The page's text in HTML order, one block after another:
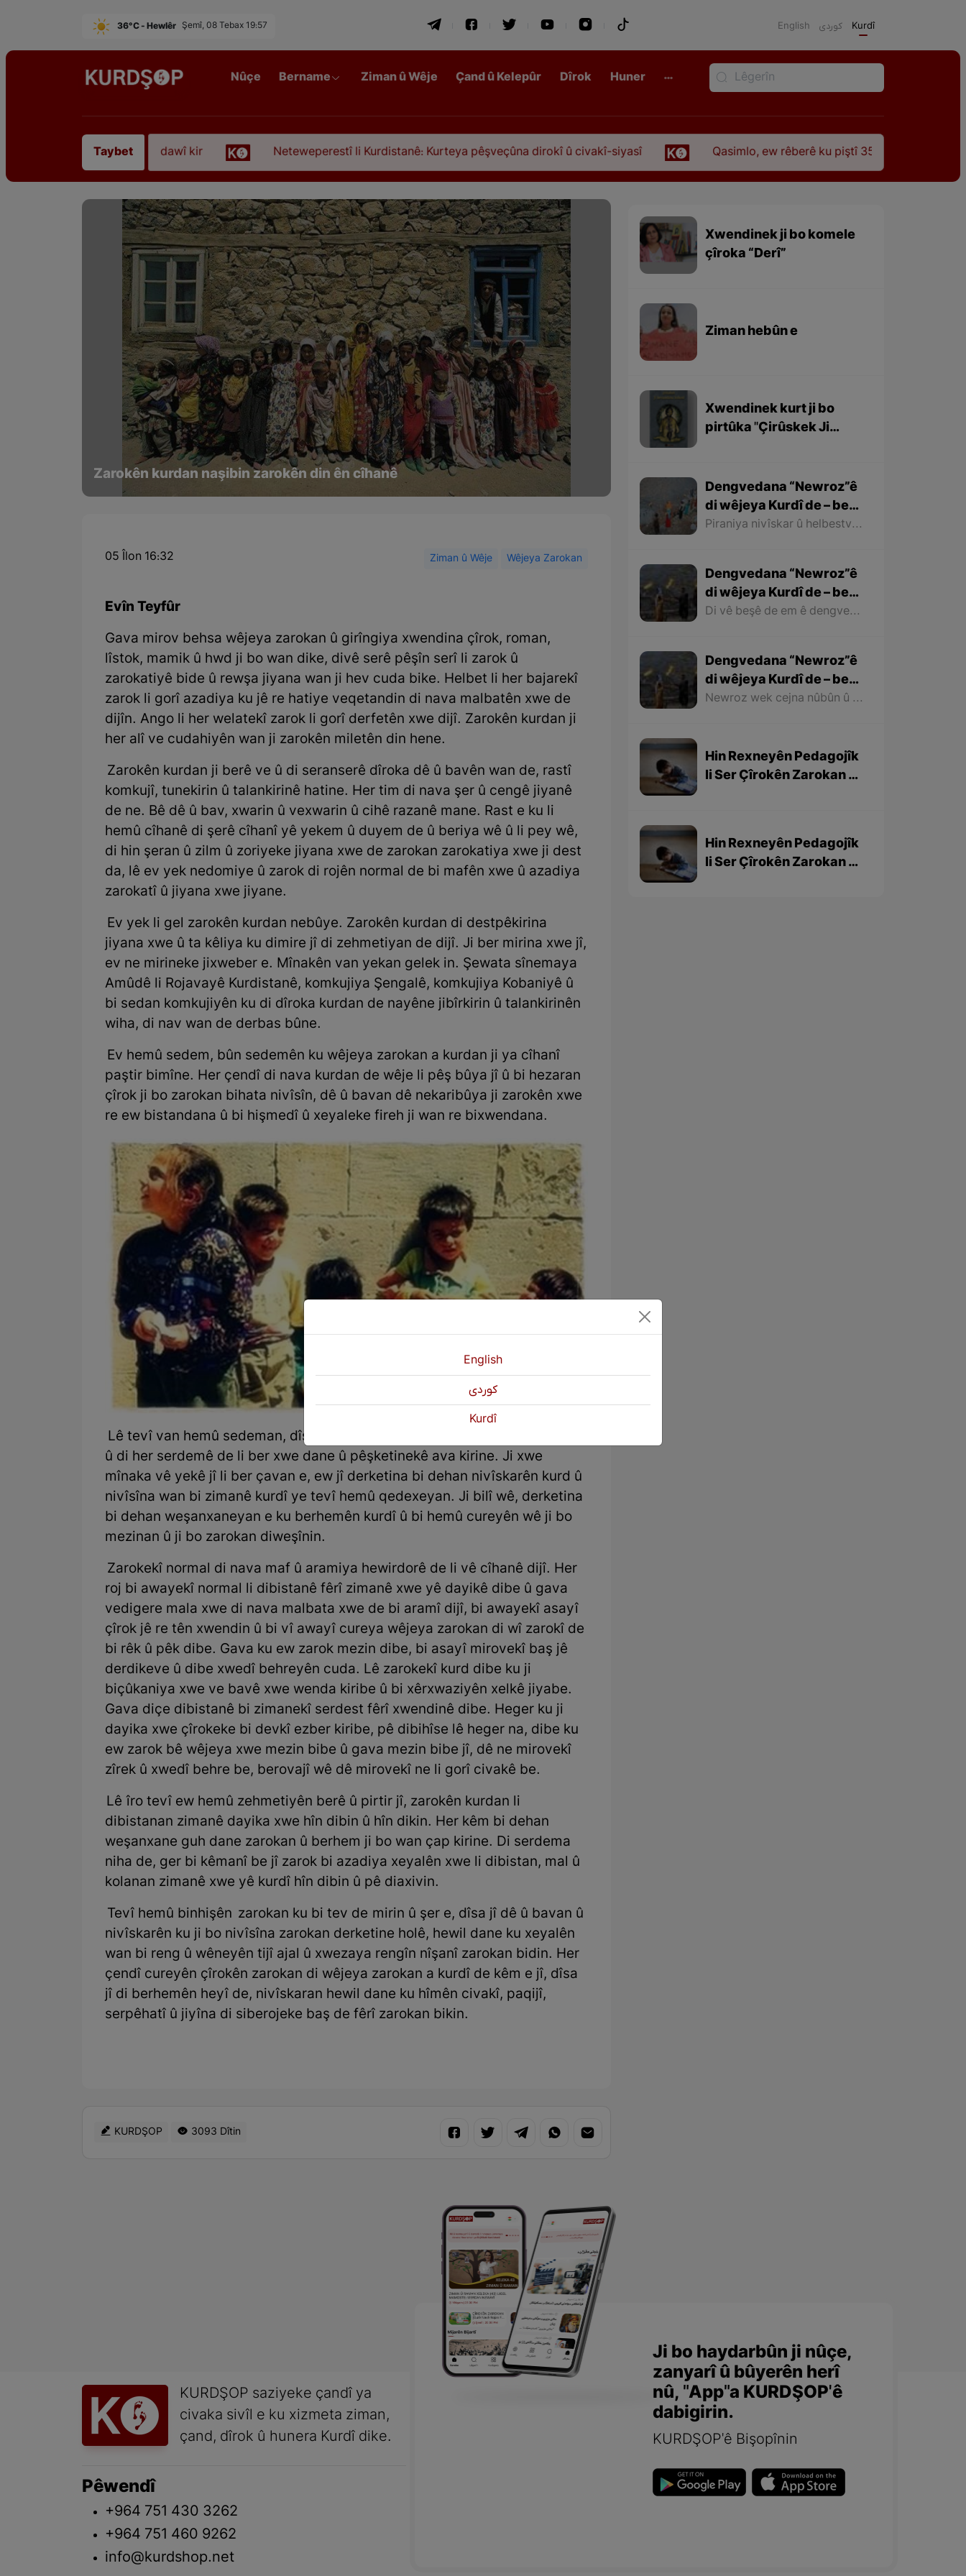
36°C - Hewlêr Şemî, 08 Tebax 19:57 English كوردی Kurdî
Nûçe Bername Ziman û Wêje Çand û Kelepûr Dîrok Huner
Taybet
Sofyanî” koça dawî kir Neteweperestî li Kurdistanê: Kurteya pêşveçûna dirokî û civakî-siyasî Qasimlo, ew rêberê ku piştî 35 sal ji şehîdbûna wî hê jî
Zarokên kurdan naşibin zarokên din ên cîhanê
05 Îlon 16:32 Ziman û Wêje Wêjeya Zarokan
Evîn Teyfûr
Gava mirov behsa wêjeya zarokan û girîngiya xwendina çîrok, roman,
lîstok, mamik û hwd ji bo wan dike, divê serê pêşîn serî li zarok û
zarokatiyê bide û rewşa jiyana wan ji hev cuda bike. Helbet li her bajarekî
zarok li gorî azadiya ku jê re hatiye veqetandin di nava malbatên xwe de
dijîn. Ango li her welatekî zarok li gorî derfetên xwe dijî. Zarokên kurdan ji
her alî ve cudahiyên wan ji zarokên miletên din hene.
Zarokên kurdan ji berê ve û di seranserê dîroka dê û bavên wan de, rastî
komkujî, tunekirin û talankirinê hatine. Her tim di nava şer û cengê jiyanê
de ne. Bê dê û bav, xwarin û vexwarin û cihê razanê mane. Rast e ku li
hemû cîhanê di şerê cîhanî yê yekem û duyem de û beriya wê û li pey wê,
di hin şeran û zilm û zoriyeke jiyana xwe de zarokan zarokatiya xwe ji dest
da, lê ev yek nedomiye û zarok di rojên normal de bi mafên xwe û azadiya
zarokatî û jiyana xwe jiyane.
Ev yek li gel zarokên kurdan nebûye. Zarokên kurdan di destpêkirina
jiyana xwe û ta kêliya ku dimire jî di zehmetiyan de dijî. Ji ber mirina xwe jî,
ev ne mirineke jixweber e. Mînakên van yekan gelek in. Şewata sînemaya
Amûdê li Rojavayê Kurdistanê, komkujiya Şengalê, komkujiya Kobaniyê û
bi sedan komkujiyên ku di dîroka kurdan de nayêne jibîrkirin û talankirinên
wiha, di nav wan de derbas bûne.
Ev hemû sedem, bûn sedemên ku wêjeya zarokan a kurdan ji ya cîhanî
paştir bimîne. Her çendî di nava kurdan de wêje li pêş bûya jî û bi hezaran
çîrok ji bo zarokan bihata nivîsîn, dê û bavan dê nekaribûya ji zarokên xwe
re ew bistandana û bi hişmedî û xeyaleke fireh ji wan re bixwendana.
Lê tevî van hemû sedeman, dîsa jî zarokên kurdan ji wêjeyê bêpar nemane
û di her serdemê de li ber xwe dane û pêşketinekê ava kirine. Ji xwe
mînaka vê yekê jî li ber çavan e, ew jî derketina bi dehan nivîskarên kurd û
nivîsîna wan bi zimanê kurdî ye tevî hemû qedexeyan. Ji bilî wê, derketina
bi dehan weşanxaneyan e ku berhemên kurdî û bi hemû cureyên wê ji bo
mezinan û ji bo zarokan diweşînin.
Zarokekî normal di nava maf û aramiya hewirdorê de li vê cîhanê dijî. Her
roj bi awayekî normal li dibistanê fêrî zimanê xwe yê dayikê dibe û gava
vedigere mala xwe di nava malbata xwe de bi aramî dijî, bi awayekî asayî
çîrok jê re tên xwendin û bi vî awayî cureya wêjeya zarokan di wî zarokî de
bi rêk û pêk dibe. Gava ku ew zarok mezin dibe, bi asayî mirovekî baş jê
derdikeve û dibe xwedî behreyên cuda. Lê zarokekî kurd dibe ku ji
biçûkaniya xwe ve bavê xwe wenda kiribe û bi xêrxwaziyên xelkê jiyabe.
Gava diçe dibistanê bi zimanekî serdest fêrî xwendinê dibe. Heger ku ji
dayika xwe çîrokeke bi devkî ezber kiribe, pê dibihîse lê heger na, dibe ku
ew zarok bê wêjeya xwe mezin bibe û gava mezin bibe jî, dê ne mirovekî
zîrek û xwedî behre be, berovajî wê dê mirovekî ne li gorî civakê be.
Lê îro tevî ew hemû zehmetiyên berê û pirtir jî, zarokên kurdan li
dibistanan zimanê dayika xwe hîn dibin û hîn dikin. Her kêm bi dehan
weşanxane guh dane zarokan û berhem ji bo wan çap kirine. Di serdema
niha de, ger bi kêmanî be jî zarok bi azadiya xeyalên xwe li dibistan, mal û
kolanan zimanê xwe yê kurdî hîn dibin û pê diaxivin.
Tevî hemû binhişên zarokan ku bi tev de mirin û şer e, dîsa jî dê û bavan û
nivîskarên ku ji bo nivîsîna zarokan derketine holê, hewil dane ku xeyalên
wan bi reng û wêneyên tijî ajal û xwezaya rengîn nîşanî zarokan bidin. Her
çendî cureyên çîrokên zarokan di wêjeya zarokan a kurdî de kêm e jî, dîsa
jî di berhemên heyî de, nivîskaran hewil dane ku hîmên civakî, paqijî,
serpêhatî û jiyîna di siberojeke baş de fêrî zarokan bikin.
KURDŞOP 3093 Dîtin
Xwendinek ji bo komele
çîroka “Derî”
Ziman hebûn e
Xwendinek kurt ji bo
pirtûka ''Çirûskek Ji
Dengvedana “Newroz”ê
di wêjeya Kurdî de – beşa
dawî
Piraniya nivîskar û helbestvanên Kurd di helbest û deqên xwe de behsa Newrozê kirine ku ji ber nebûna derfetê em ê tenê îşareyê bi çend mînak ji helbestên wan bikin. Di dawiyê de ez dixwazim bibêjim ku helbestvanên wek “Muxlîs, Ewnî, Hejar, Zarî, Elî Heseniyanî, Jîla Huseynî, Mihemed Salih Dîlan, Esîrî, Nasir Axabira, Celal Melekşa, Şêrko Bêkes û Ebdulah Paşêw” û hwd, di çend helbestên xwe de behsa Newrozê kirine û bal kişandine ser Kurdistanîbûna Newrozê.
Dengvedana “Newroz”ê
di wêjeya Kurdî de – beşa
2yem
Di vê beşê de em ê dengvedana zêdetir a Newrozê di helbest û deqên Kurdî de rabixine ber çavan. Herwisa pêwîst e em îşare bi wê yekê jî bikin ku tevî wê ku em di vê gotarê de dengvedana “Newroz”ê di edebiyata Kurdî de dibînin, em ê hin nivîskar û helbestvanên xwe binêrin ku mixabin navê hin ji wan hatiye jibîrkirin.
Dengvedana “Newroz”ê
di wêjeya Kurdî de – beşa
1em
Newroz wek cejna nûbûn û azadiyê di wêjeya Kurdî de û li cem helbestvan û nivîskarên Kurd, hertim girîngiya xwe hebûye. Helbestvan û nivîskarên Kurd di helbest û nivîsên xwe de Newroz wek bedewiyek, dergeheke azadiyê û sembola rizgariya netewî bi kar anîne. Ev mijare jî vedigere bo girêdana înkarkirî ya Kurd û Kurdistanê bi Newrozê re.
Hin Rexneyên Pedagojîk
li Ser Çîrokên Zarokan –
Hin Rexneyên Pedagojîk
li Ser Çîrokên Zarokan –
KURDŞOP saziyeke çandî ya
civaka sivîl e ku xizmeta ziman,
çand, dîrok û hunera Kurdî dike.
Pêwendî
+964 751 430 3262
+964 751 460 9262
info@kurdshop.net
Ji bo haydarbûn ji nûçe,
zanyarî û bûyerên herî
nû, "App"a KURDŞOP'ê
dabigirin.
KURDŞOP'ê Bişopînin
English
كوردی
Kurdî